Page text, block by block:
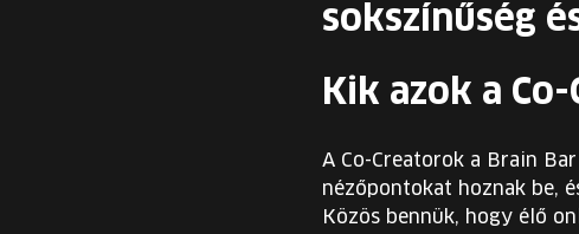
sokszínűség
Kik azok a
A Co-Creatorok a Brain
nézőpontokat hoznak be,
Közös bennük, hogy élő